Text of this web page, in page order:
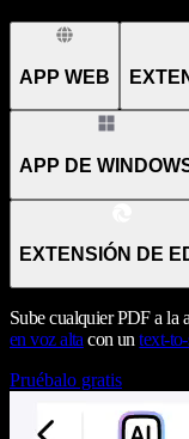
APP WEB
APP DE
EXTENSIÓN DE
Sube cualquier PDF a la
en voz alta con untext-
Pruébalo gratis